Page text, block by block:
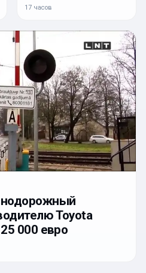
17 часов
Toyota
000 евро